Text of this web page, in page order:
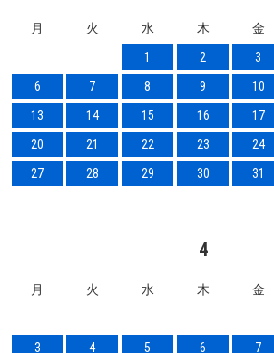
月 火 水 木 金
1
2 3
6
7 8 9 10
13
14 15 16 17
20
21 22 23 24
27
28 29 30 31
4
月 火 水 木 金
3
4 5 6 7